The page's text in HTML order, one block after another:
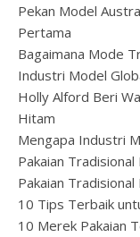
Pekan Model
Pertama
Bagaimana Mode
Industri Model
Holly Alford Beri
Hitam
Mengapa Industri
Pakaian Tradisional
Pakaian Tradisional
10 Tips Terbaik
10 Merek Pakaian